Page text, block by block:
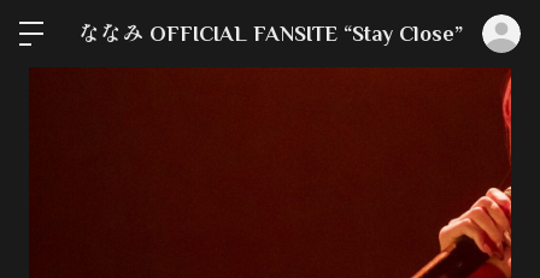
ななみ OFFICIAL FANSITE “Stay Close”